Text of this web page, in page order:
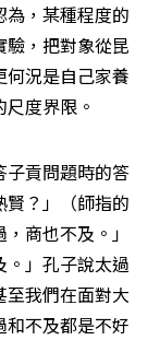
，某種程度的
驗，把對象從昆
況是自己家養
度界限。
貢問題時的答
？」（師指的
商也不及。」
。」孔子說太過
我們在面對大
和不及都是不好